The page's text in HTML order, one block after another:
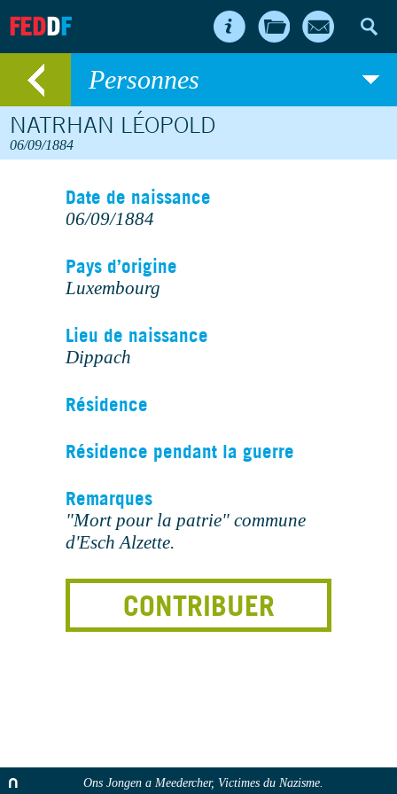
FEDDF
Personnes
NATRHAN LÉOPOLD
06/09/1884
Date de naissance
06/09/1884
Pays d’origine
Luxembourg
Lieu de naissance
Dippach
Résidence
Résidence pendant la guerre
Remarques
"Mort pour la patrie" commune
d'Esch Alzette.
CONTRIBUER
Ons Jongen a Meedercher, Victimes du Nazisme.